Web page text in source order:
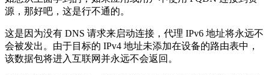
源，那好吧，这是行不通的。
这是因为没有 DNS 请求来启动连接，代理 IPv6 地址将永远不
会被发出。由于目标的 IPv4 地址未添加在设备的路由表中，
该数据包将进入互联网并永远不会返回。